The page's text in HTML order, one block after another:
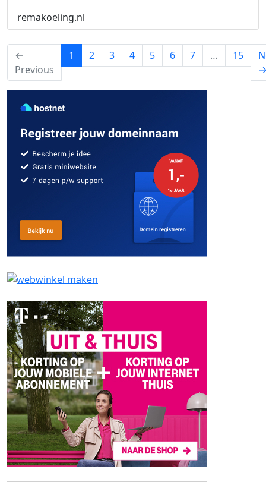
remakoeling.nl
←
Previous
1 (current)
2 3 4 5 6 7 … 15